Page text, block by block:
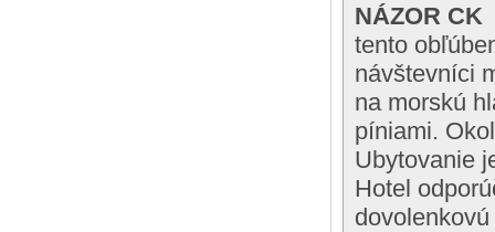
NÁZOR CK
tento
návštevníci
na morskú
píniami.
Ubytovanie
Hotel